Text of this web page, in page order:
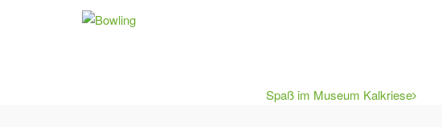
Spaß im Museum Kalkriese